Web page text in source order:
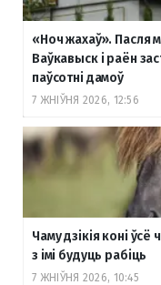
«Ноч жахаў». Пасля
Ваўкавыск і раён
паўсотні дамоў
7 ЖНІЎНЯ 2026, 12:56
Чаму дзікія коні
з імі будуць рабіць
7 ЖНІЎНЯ 2026, 10:45